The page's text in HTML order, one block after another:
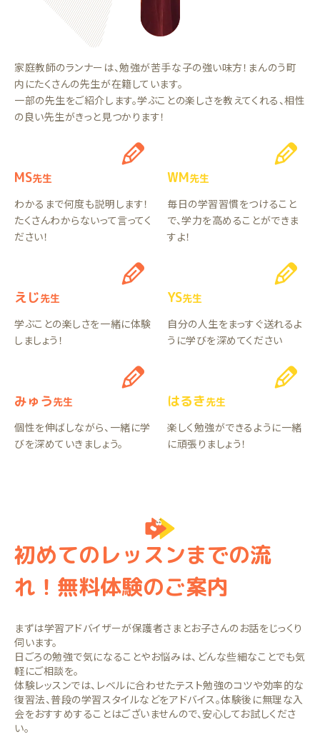
家庭教師のランナーは、勉強が苦手な子の強い味方！まんのう町
内にたくさんの先生が在籍しています。
一部の先生をご紹介します。学ぶことの楽しさを教えてくれる、相性
の良い先生がきっと見つかります！
MS先生
わかるまで何度も説明します！
たくさんわからないって言ってく
ださい！
WM先生
毎日の学習習慣をつけること
で、学力を高めることができま
すよ！
えじ先生
学ぶことの楽しさを一緒に体験
しましょう！
YS先生
自分の人生をまっすぐ送れるよ
うに学びを深めてください
みゅう先生
個性を伸ばしながら、一緒に学
びを深めていきましょう。
はるき先生
楽しく勉強ができるように一緒
に頑張りましょう！
初めてのレッスンまでの流
れ！無料体験のご案内
まずは学習アドバイザーが保護者さまとお子さんのお話をじっくり
伺います。
日ごろの勉強で気になることやお悩みは、どんな些細なことでも気
軽にご相談を。
体験レッスンでは、レベルに合わせたテスト勉強のコツや効率的な
復習法、普段の学習スタイルなどをアドバイス。体験後に無理な入
会をおすすめすることはございませんので、安心してお試しくださ
い。